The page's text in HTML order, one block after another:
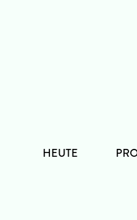
HEUTE